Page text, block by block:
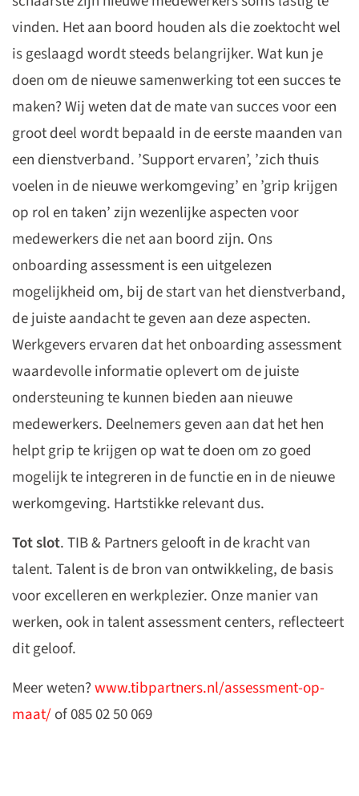
vinden. Het aan boord houden als die zoektocht wel
is geslaagd wordt steeds belangrijker. Wat kun je
doen om de nieuwe samenwerking tot een succes te
maken? Wij weten dat de mate van succes voor een
groot deel wordt bepaald in de eerste maanden van
een dienstverband. ’Support ervaren’, ’zich thuis
voelen in de nieuwe werkomgeving’ en ’grip krijgen
op rol en taken’ zijn wezenlijke aspecten voor
medewerkers die net aan boord zijn. Ons
onboarding assessment is een uitgelezen
mogelijkheid om, bij de start van het dienstverband,
de juiste aandacht te geven aan deze aspecten.
Werkgevers ervaren dat het onboarding assessment
waardevolle informatie oplevert om de juiste
ondersteuning te kunnen bieden aan nieuwe
medewerkers. Deelnemers geven aan dat het hen
helpt grip te krijgen op wat te doen om zo goed
mogelijk te integreren in de functie en in de nieuwe
werkomgeving. Hartstikke relevant dus.
Tot slot. TIB & Partners gelooft in de kracht van
talent. Talent is de bron van ontwikkeling, de basis
voor excelleren en werkplezier. Onze manier van
werken, ook in talent assessment centers, reflecteert
dit geloof.
Meer weten?www.tibpartners.nl/assessment-op-
maat/of 085 02 50 069